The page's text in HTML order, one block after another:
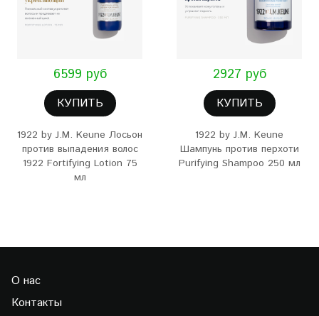
6599 руб
КУПИТЬ
1922 by J.M. Keune Лосьон
против выпадения волос
1922 Fortifying Lotion 75
мл
2927 руб
КУПИТЬ
1922 by J.M. Keune
Шампунь против перхоти
Purifying Shampoo 250 мл
О нас
Контакты